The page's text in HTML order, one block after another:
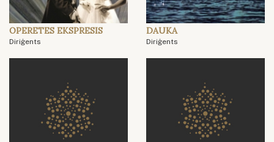
OPERETES EKSPRESIS
Diriģents
DAUKA
Diriģents